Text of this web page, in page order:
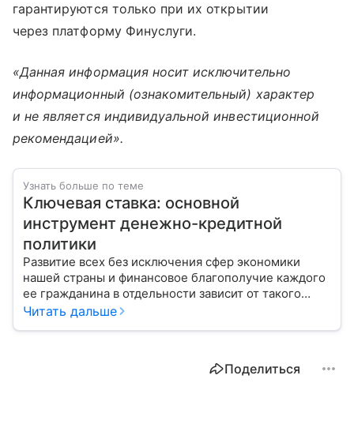
гарантируются только при их открытии
через платформу Финуслуги.
«Данная информация носит исключительно
информационный (ознакомительный) характер
и не является индивидуальной инвестиционной
рекомендацией».
Узнать больше по теме
Ключевая ставка: основной
инструмент денежно-кредитной
политики
Развитие всех без исключения сфер экономики
нашей страны и финансовое благополучие каждого
ее гражданина в отдельности зависит от такого
показателя, как ключевая ставка. От чего зависит
Читать дальше
Поделиться